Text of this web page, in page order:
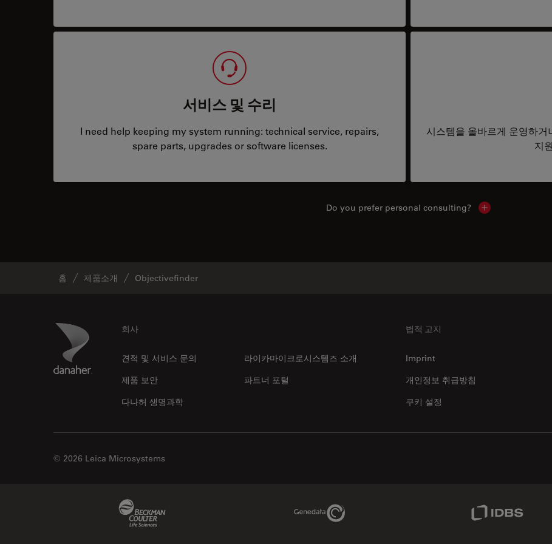
서비스 및 수리
I need help keeping my system running: technical service, repairs,
spare parts, upgrades or software licenses.
시스템을 올바르게 운영하
지
Do you prefer personal consulting? Show local
홈 제품소개 Objectivefinder
Danaher Logo 회사
견적 및 서비스 문의
라이카마이크로시스템즈 소개
제품 보안
파트너 포털
다나허 생명과학
법적 고지
Imprint
개인정보 취급방침
쿠키 설정
© 2026 Leica Microsystems
Genedata Link IDBS Link